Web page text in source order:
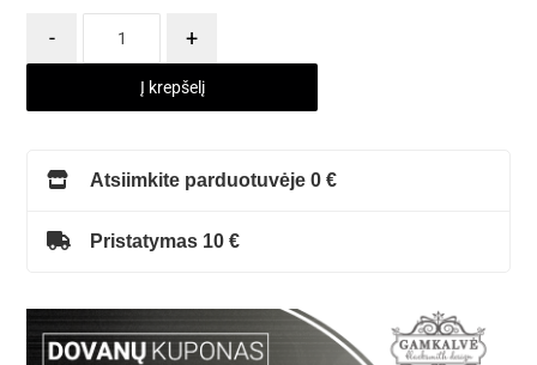
- +
Į krepšelį
Atsiimkite parduotuvėje 0 €
Pristatymas 10 €